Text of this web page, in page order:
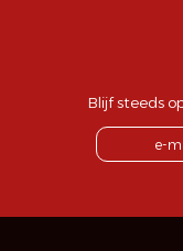
Blijf steeds